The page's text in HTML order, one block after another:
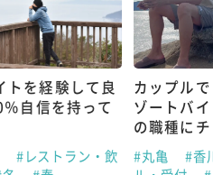
トを経験して良
自信を持って
#レストラン・飲
カップル
ゾートバ
の職種に
#丸亀
#香